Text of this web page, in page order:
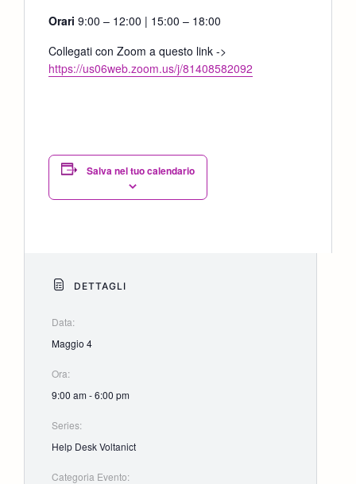
Orari 9:00 – 12:00 | 15:00 – 18:00
Collegati con Zoom a questo link ->
https://us06web.zoom.us/j/81408582092
Salva nel tuo calendario
DETTAGLI
Data:
Maggio 4
Ora:
9:00 am - 6:00 pm
Series:
Help Desk Voltanict
Categoria Evento: